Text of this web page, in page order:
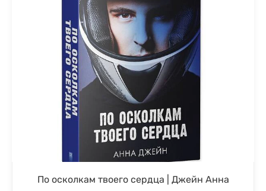
По осколкам твоего сердца | Джейн Анна